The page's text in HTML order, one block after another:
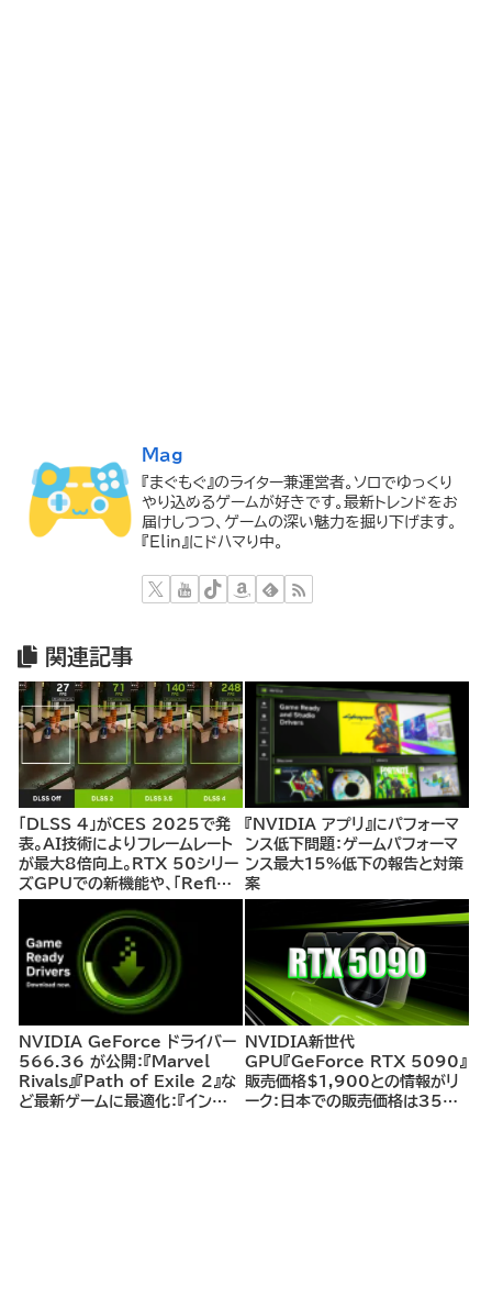
Mag
『まぐもぐ』のライター兼運営者。ソロでゆっくり
やり込めるゲームが好きです。最新トレンドをお
届けしつつ、ゲームの深い魅力を掘り下げます。
『Elin』にドハマり中。
関連記事
「DLSS 4」がCES 2025で発
表。AI技術によりフレームレート
が最大8倍向上。RTX 50シリー
ズGPUでの新機能や、「Reflex
2」による遅延削減でゲーム体験
を革新。既存RTXユーザーにも
恩恵あり！
『NVIDIA アプリ』にパフォーマ
ンス低下問題：ゲームパフォーマ
ンス最大15%低下の報告と対策
案
NVIDIA GeForce ドライバー
566.36 が公開：『Marvel
Rivals』『Path of Exile 2』な
ど最新ゲームに最適化：『インデ
NVIDIA新世代
GPU『GeForce RTX 5090』
販売価格$1,900との情報がリ
ーク：日本での販売価格は35～